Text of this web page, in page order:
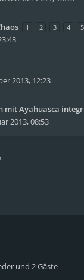
1 2 3 4 5
2013, 12:23
mit Ayahuasca
2013, 08:53
und 2 Gäste